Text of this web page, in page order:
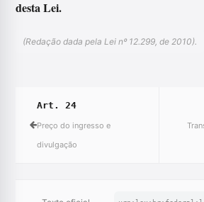
desta Lei.
(Redação dada pela Lei nº 12.299, de 2010).
Art. 24
Preço do ingresso e
divulgação